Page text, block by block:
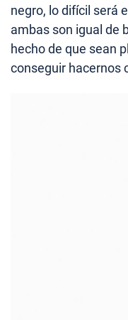
negro, lo difícil será
ambas son igual de
hecho de que sean
conseguir hacernos